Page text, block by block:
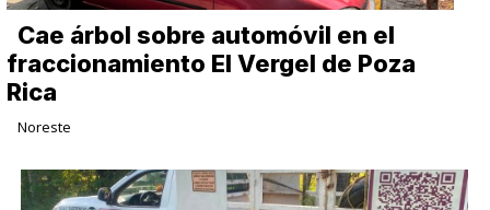
Cae árbol sobre automóvil en el
fraccionamiento El Vergel de Poza
Rica
Noreste